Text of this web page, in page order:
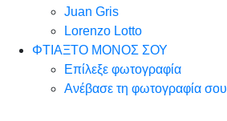
Juan Gris
Lorenzo Lotto
ΦΤΙΑΞΤΟ ΜΟΝΟΣ ΣΟΥ
Επίλεξε φωτογραφία
Ανέβασε τη φωτογραφία σου